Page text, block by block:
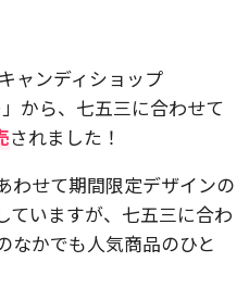
ャンディショップ
から、七五三に合わせて
されました！
わせて期間限定デザインの
ていますが、七五三に合わ
なかでも人気商品のひと